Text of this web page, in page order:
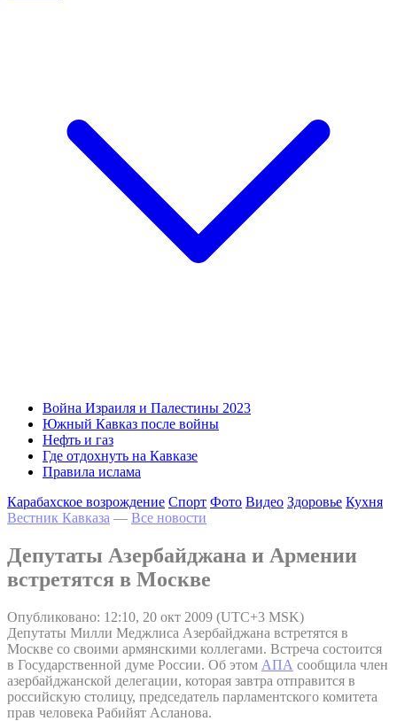
Война Израиля и Палестины 2023
Южный Кавказ после войны
Нефть и газ
Где отдохнуть на Кавказе
Правила ислама
Карабахское возрождение Спорт Фото Видео Здоровье Кухня
Вестник Кавказа — Все новости
Депутаты Азербайджана и Армении
встретятся в Москве
Опубликовано: 12:10, 20 окт 2009 (UTC+3 MSK)
Депутаты Милли Меджлиса Азербайджана встретятся в
Москве со своими армянскими коллегами. Встреча состоится
в Государственной думе России. Об этом АПА сообщила член
азербайджанской делегации, которая завтра отправится в
российскую столицу, председатель парламентского комитета
прав человека Рабийят Асланова.